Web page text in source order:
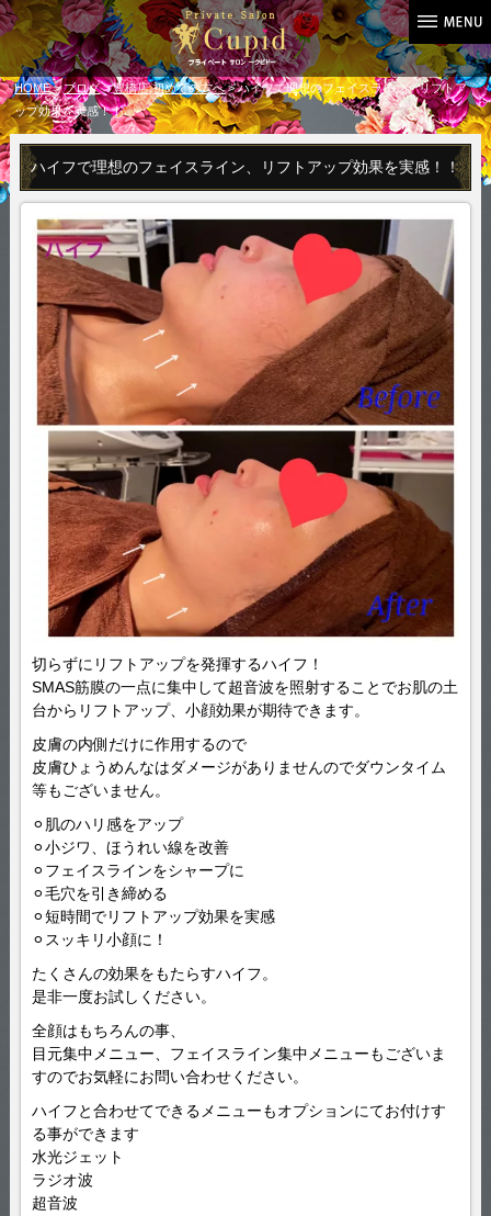
HOME>ブログ>豊橋店,初めての方へ> ハイフで理想のフェイスライン、リフトア
ップ効果を実感！！
ハイフで理想のフェイスライン、リフトアップ効果を実感！！
切らずにリフトアップを発揮するハイフ！
SMAS筋膜の一点に集中して超音波を照射することでお肌の土
台からリフトアップ、小顔効果が期待できます。
皮膚の内側だけに作用するので
皮膚ひょうめんなはダメージがありませんのでダウンタイム
等もございません。
⚪︎肌のハリ感をアップ
⚪︎小ジワ、ほうれい線を改善
⚪︎フェイスラインをシャープに
⚪︎毛穴を引き締める
⚪︎短時間でリフトアップ効果を実感
⚪︎スッキリ小顔に！
たくさんの効果をもたらすハイフ。
是非一度お試しください。
全顔はもちろんの事、
目元集中メニュー、フェイスライン集中メニューもございま
すのでお気軽にお問い合わせください。
ハイフと合わせてできるメニューもオプションにてお付けす
る事ができます
水光ジェット
ラジオ波
超音波